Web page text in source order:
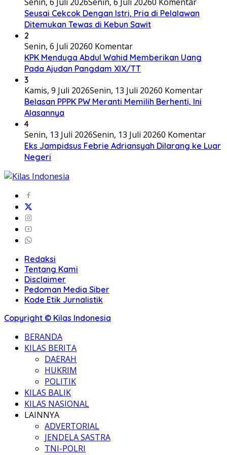
Seusai Cekcok Dengan Istri, Pria di Pelalawan
Ditemukan Tewas di Kebun Sawit
2
Senin, 6 Juli 20260 Komentar
KPK Menduga Abdul Wahid Memberikan Uang
Pada Ajudan Pangdam XIX/TT
3
Kamis, 9 Juli 2026Senin, 13 Juli 20260 Komentar
Belasan PPPK PW Meranti Memilih Berhenti, Ini
Alasannya
4
Senin, 13 Juli 2026Senin, 13 Juli 20260 Komentar
Eks Jampidsus Febrie Adriansyah Dilarang ke Luar
Negeri
Redaksi
Tentang Kami
Disclaimer
Pedoman Media Siber
Kode Etik Jurnalistik
Copyright © Kilas Indonesia
BERANDA
KILAS BERITA
DAERAH
HUKRIM
POLITIK
KILAS BALIK
KILAS NASIONAL
LAINNYA
ADVERTORIAL
JENDELA SASTRA
TNI-POLRI